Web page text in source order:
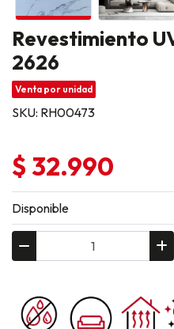
Revestimiento
2626
Venta por unidad
SKU: RH00473
$ 32.990
Disponible